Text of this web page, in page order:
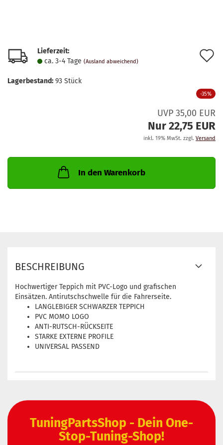
Lieferzeit:
ca. 3-4 Tage (Ausland abweichend)
Lagerbestand: 93 Stück
-35%
UVP 35,00 EUR
Nur 22,75 EUR
inkl. 19% MwSt. zzgl. Versand
In den Warenkorb
BESCHREIBUNG
Hochwertiger Teppich mit PVC-Logo und grafischen
Einsätzen. Antirutschschwelle für die Fahrerseite.
LANGLEBIGER SCHWARZER TEPPICH
PVC MOMO LOGO
ANTI-RUTSCH-RÜCKSEITE
STARKE EXTERNE PROFILE
UNIVERSAL PASSEND
TuningPartsShop - Dein One-
Stop-Tuning-Shop!